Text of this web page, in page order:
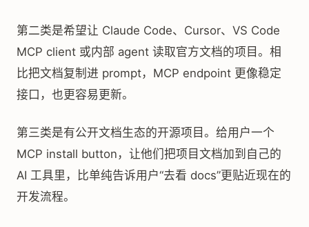
第二类是希望让 Claude Code、Cursor、VS Code
MCP client 或内部 agent 读取官方文档的项目。相
比把文档复制进 prompt，MCP endpoint 更像稳定
接口，也更容易更新。
第三类是有公开文档生态的开源项目。给用户一个
MCP install button，让他们把项目文档加到自己的
AI 工具里，比单纯告诉用户“去看 docs”更贴近现在的
开发流程。